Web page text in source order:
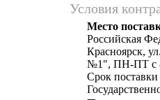
Условия
Место
Российская
Красноярск,
№1", ПН-ПТ с
Срок